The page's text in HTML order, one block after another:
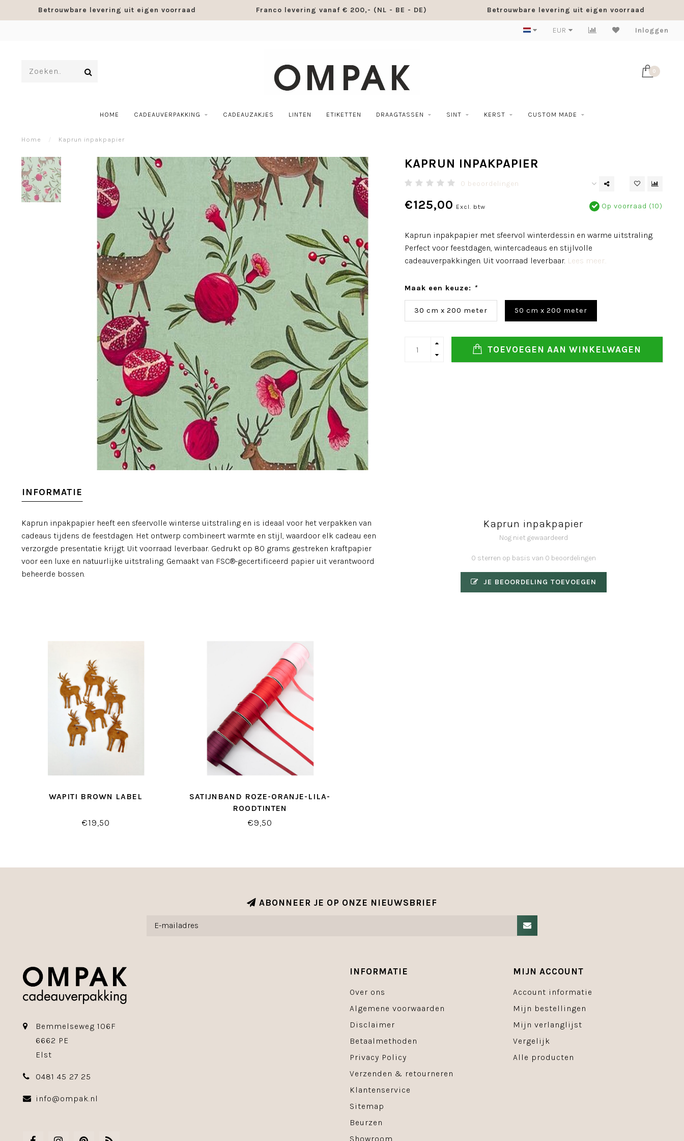
Betrouwbare levering uit eigen voorraad Franco levering vanaf € 200,- (NL - BE - DE) Betrouwbare levering uit eigen voorraad
EUR Inloggen
0
HOME CADEAUVERPAKKING CADEAUZAKJES LINTEN ETIKETTEN DRAAGTASSEN SINT KERST CUSTOM MADE
Home / Kaprun inpakpapier
KAPRUN INPAKPAPIER
0 beoordelingen
€125,00 Excl. btw Op voorraad (10)
Kaprun inpakpapier met sfeervol winterdessin en warme uitstraling.
Perfect voor feestdagen, wintercadeaus en stijlvolle
cadeauverpakkingen. Uit voorraad leverbaar. Lees meer..
Maak een keuze: *
30 cm x 200 meter 50 cm x 200 meter
TOEVOEGEN AAN WINKELWAGEN
INFORMATIE
Kaprun inpakpapier heeft een sfeervolle winterse uitstraling en is ideaal voor het verpakken van
cadeaus tijdens de feestdagen. Het ontwerp combineert warmte en stijl, waardoor elk cadeau een
verzorgde presentatie krijgt. Uit voorraad leverbaar. Gedrukt op 80 grams gestreken kraftpapier
voor een luxe en natuurlijke uitstraling. Gemaakt van FSC®-gecertificeerd papier uit verantwoord
beheerde bossen.
Kaprun inpakpapier
Nog niet gewaardeerd
0 sterren op basis van 0 beoordelingen
JE BEOORDELING TOEVOEGEN
WAPITI BROWN LABEL
€19,50
SATIJNBAND ROZE-ORANJE-LILA-
ROODTINTEN
€9,50
ABONNEER JE OP ONZE NIEUWSBRIEF
Bemmelseweg 106F
6662 PE
Elst
0481 45 27 25
info@ompak.nl
INFORMATIE
Over ons
Algemene voorwaarden
Disclaimer
Betaalmethoden
Privacy Policy
Verzenden & retourneren
Klantenservice
Sitemap
Beurzen
Showroom
MIJN ACCOUNT
Account informatie
Mijn bestellingen
Mijn verlanglijst
Vergelijk
Alle producten